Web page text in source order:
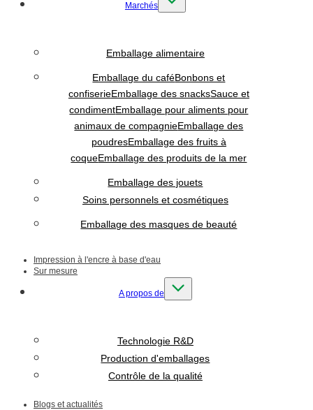
Marchés
Emballage alimentaire
Emballage du caféBonbons et
confiserieEmballage des snacksSauce et
condimentEmballage pour aliments pour
animaux de compagnieEmballage des
poudresEmballage des fruits à
coqueEmballage des produits de la mer
Emballage des jouets
Soins personnels et cosmétiques
Emballage des masques de beauté
Impression à l'encre à base d'eau
Sur mesure
A propos de
Technologie R&D
Production d'emballages
Contrôle de la qualité
Blogs et actualités